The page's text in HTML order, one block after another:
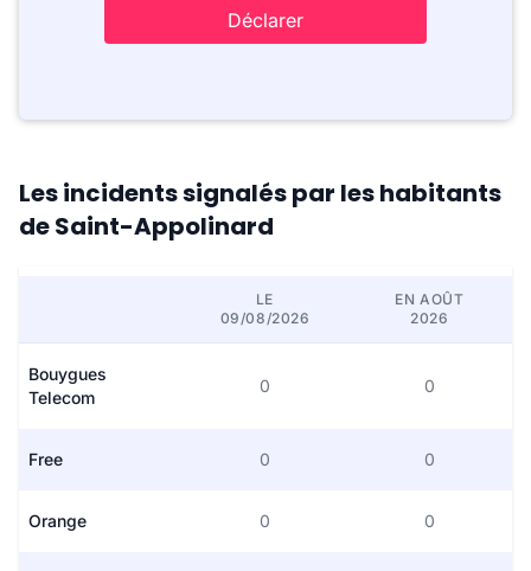
Déclarer
Les incidents signalés par les habitants
de Saint-Appolinard
LE
09/08/2026
EN AOÛT
2026
Bouygues
Telecom
0 0
Free 0 0
Orange 0 0